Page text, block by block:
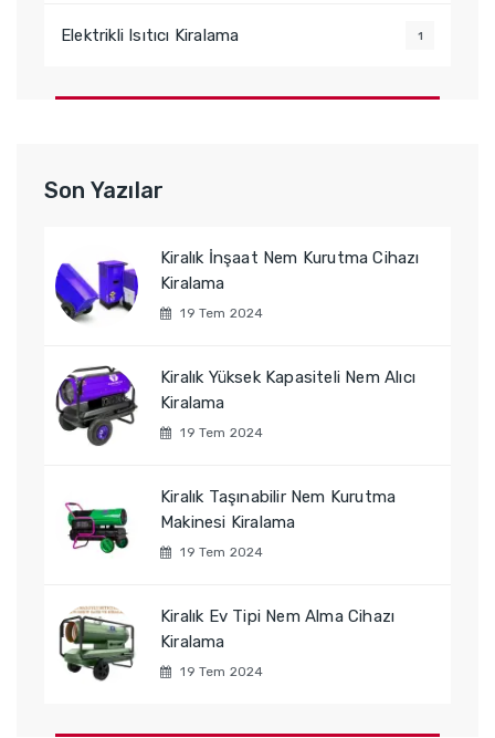
Elektrikli Isıtıcı Kiralama 1
Son Yazılar
Kiralık İnşaat Nem Kurutma Cihazı
Kiralama
19 Tem 2024
Kiralık Yüksek Kapasiteli Nem Alıcı
Kiralama
19 Tem 2024
Kiralık Taşınabilir Nem Kurutma
Makinesi Kiralama
19 Tem 2024
Kiralık Ev Tipi Nem Alma Cihazı
Kiralama
19 Tem 2024